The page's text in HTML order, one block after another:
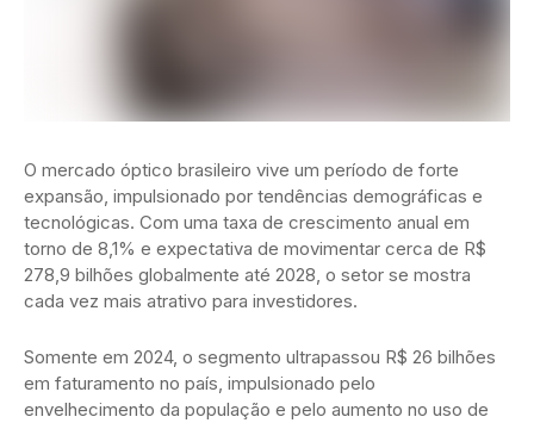
O mercado óptico brasileiro vive um período de forte
expansão, impulsionado por tendências demográficas e
tecnológicas. Com uma taxa de crescimento anual em
torno de 8,1% e expectativa de movimentar cerca de R$
278,9 bilhões globalmente até 2028, o setor se mostra
cada vez mais atrativo para investidores.
Somente em 2024, o segmento ultrapassou R$ 26 bilhões
em faturamento no país, impulsionado pelo
envelhecimento da população e pelo aumento no uso de